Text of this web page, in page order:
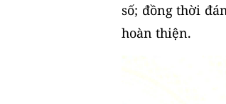
số; đồng thời
hoàn thiện.